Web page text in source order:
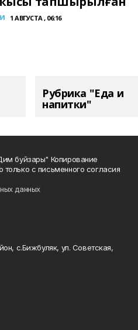
1 АВГУСТА , 06:16
Рубрика "Еда и
напитки"
буйзары" Копирование
с письменного согласия
данных
с.Бижбуляк, ул. Советская,